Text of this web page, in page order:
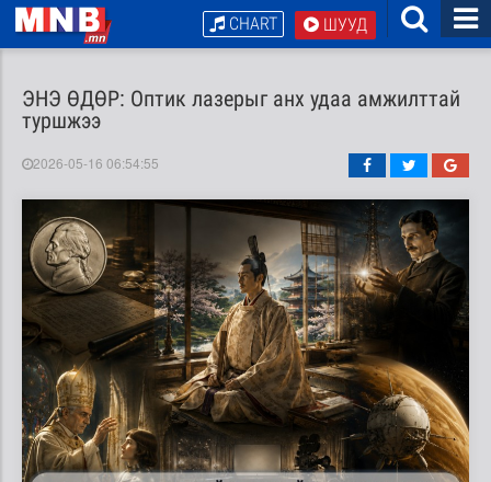
ШУУД
CHART
ЭНЭ ӨДӨР: Оптик лазерыг анх удаа амжилттай
туршжээ
2026-05-16 06:54:55